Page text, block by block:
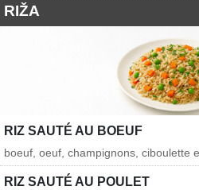
RIŽA
RIZ SAUTÉ AU BOEUF
boeuf, oeuf, champignons, ciboulette
RIZ SAUTÉ AU POULET